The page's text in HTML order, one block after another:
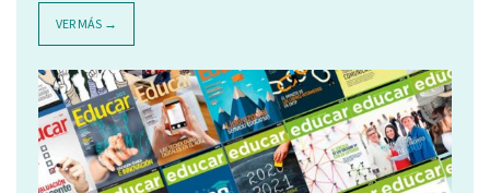
VER MÁS →